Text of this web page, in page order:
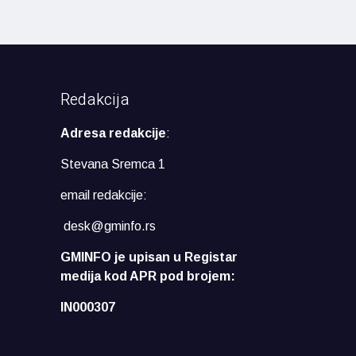
Redakcija
Adresa redakcije:
Stevana Sremca 1
email redakcije:
desk@gminfo.rs
GMINFO je upisan u Registar
medija kod APR pod brojem:
IN000307